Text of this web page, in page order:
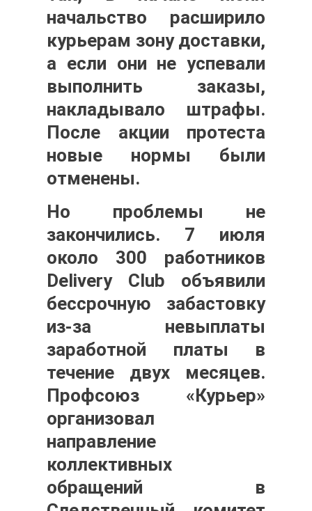
начальство расширило
курьерам зону доставки,
а если они не успевали
выполнить заказы,
накладывало штрафы.
После акции протеста
новые нормы были
отменены.
Но проблемы не
закончились. 7 июля
около 300 работников
Delivery Club объявили
бессрочную забастовку
из-за невыплаты
заработной платы в
течение двух месяцев.
Профсоюз «Курьер»
организовал
направление
коллективных
обращений в